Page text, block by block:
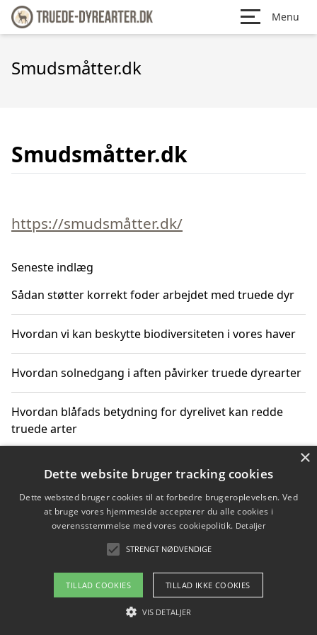
Menu
Smudsmåtter.dk
Smudsmåtter.dk
https://smudsmåtter.dk/
Seneste indlæg
Sådan støtter korrekt foder arbejdet med truede dyr
Hvordan vi kan beskytte biodiversiteten i vores haver
Hvordan solnedgang i aften påvirker truede dyrearter
Hvordan blåfads betydning for dyrelivet kan redde
truede arter
Hvordan kan gaver til unge voksne støtte bevarelsen
Copyright 2026 - Pilanto Aps
Om / kontakt
Blog Betingelser
×
Dette website bruger tracking cookies
Dette websted bruger cookies til at forbedre brugeroplevelsen. Ved
at bruge vores hjemmeside accepterer du alle cookies i
overensstemmelse med vores cookiepolitik. Detaljer
STRENGT NØDVENDIGE
TILLAD COOKIES TILLAD IKKE COOKIES
VIS DETALJER